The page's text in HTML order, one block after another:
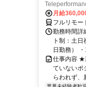
月給
フルリモー
勤務時間詳
ト制：土
日勤務）
仕事内容 ★
ていないポ
らわれず、